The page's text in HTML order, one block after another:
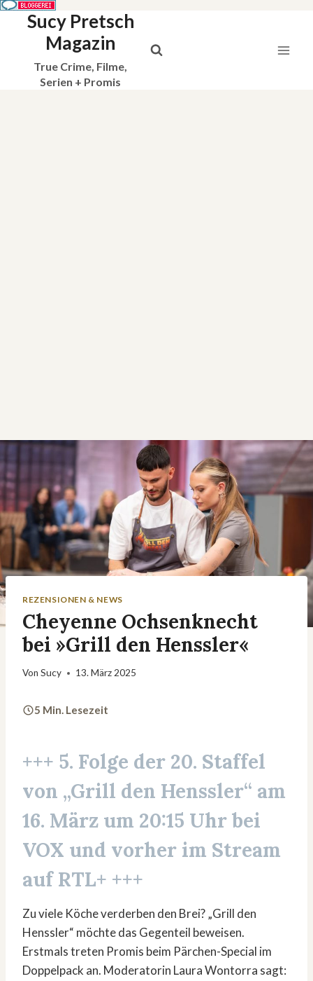
Sucy Pretsch
Magazin
True Crime, Filme,
Serien + Promis
REZENSIONEN & NEWS
Cheyenne Ochsenknecht
bei »Grill den Henssler«
Von Sucy 13. März 2025
5 Min. Lesezeit
+++ 5. Folge der 20. Staffel
von „Grill den Henssler“ am
16. März um 20:15 Uhr bei
VOX und vorher im Stream
auf RTL+ +++
Zu viele Köche verderben den Brei? „Grill den
Henssler“ möchte das Gegenteil beweisen.
Erstmals treten Promis beim Pärchen-Special im
Doppelpack an. Moderatorin Laura Wontorra sagt: